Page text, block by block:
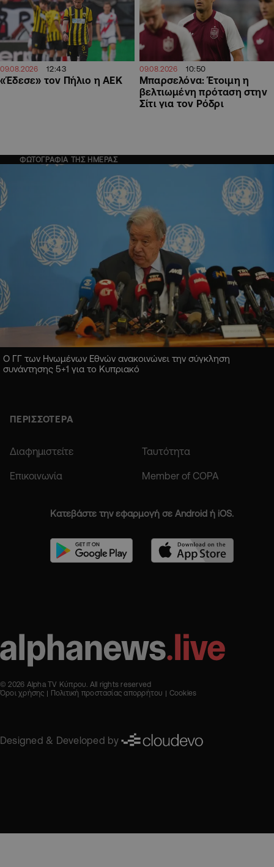
09.08.2026 12:43
«Έδεσε» τον Πήλιο η ΑΕΚ
09.08.2026 10:50
Μπαρσελόνα: Έτοιμη η
βελτιωμένη πρόταση στην
Σίτι για τον Ρόδρι
ΦΩΤΟΓΡΑΦΙΑ ΤΗΣ ΗΜΕΡΑΣ
Ο ΓΓ των Ηνωμένων Εθνών ανακοινώνει την σύγκληση
συνάντησης 5+1 για το Κυπριακό
ΠΕΡΙΣΣΟΤΕΡΑ
Διαφημιστείτε Ταυτότητα
Επικοινωνία Member of COPA
Κατεβάστε την εφαρμογή σε Android ή iOS.
© 2026 Alpha TV Κύπρου. All rights reserved
Όροι χρήσης
Πολιτική προστασίας απορρήτου Cookies
Designed & Developed by